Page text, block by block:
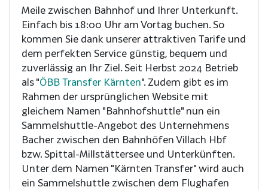
Meile zwischen Bahnhof und Ihrer Unterkunft.
Einfach bis 18:00 Uhr am Vortag buchen. So
kommen Sie dank unserer attraktiven Tarife und
dem perfekten Service günstig, bequem und
zuverlässig an Ihr Ziel. Seit Herbst 2024 Betrieb
als "ÖBB Transfer Kärnten". Zudem gibt es im
Rahmen der ursprünglichen Website mit
gleichem Namen "Bahnhofshuttle" nun ein
Sammelshuttle-Angebot des Unternehmens
Bacher zwischen den Bahnhöfen Villach Hbf
bzw. Spittal-Millstättersee und Unterkünften.
Unter dem Namen "Kärnten Transfer" wird auch
ein Sammelshuttle zwischen dem Flughafen